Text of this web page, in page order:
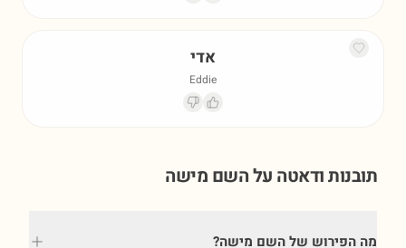
אדי
Eddie
תובנות ודאטה על השם מישה
מה הפירוש של השם מישה?